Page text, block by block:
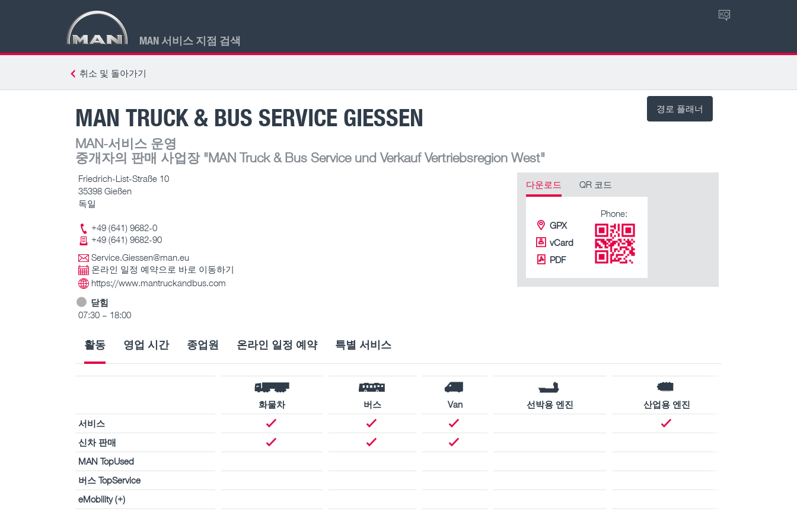
MAN 서비스 지점 검색
KO
취소 및 돌아가기
경로 플래너
MAN TRUCK & BUS SERVICE GIESSEN
MAN-서비스 운영
중개자의 판매 사업장"MAN Truck & Bus Service und Verkauf Vertriebsregion West"
Friedrich-List-Straße 10
35398 Gießen
독일
+49 (641) 9682-0
+49 (641) 9682-90
Service.Giessen@man.eu
온라인 일정 예약으로 바로 이동하기
https://www.mantruckandbus.com
닫힘
07:30 – 18:00
다운로드 QR 코드
GPX
vCard
PDF
Phone:
활동 영업 시간 종업원 온라인 일정 예약 특별 서비스
화물차 버스 Van 선박용 엔진
산업용 엔진
서비스
신차 판매
MAN TopUsed
버스 TopService
eMobility (+)